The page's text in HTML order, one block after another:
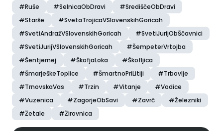
#Ruše
#SelnicaObDravi
#SrediščeObDravi
#Starše
#SvetaTrojicaVSlovenskihGoricah
#SvetiAndražVSlovenskihGoricah
#SvetiJurijObŠčavnici
#SvetiJurijVSlovenskihGoricah
#ŠempeterVrtojba
#Šentjernej
#ŠkofjaLoka
#Škofljica
#ŠmarješkeToplice
#ŠmartnoPriLitiji
#Trbovlje
#TrnovskaVas
#Trzin #Vitanje
#Vodice
#Vuzenica
#ZagorjeObSavi #Zavrč
#Železniki
#Žetale
#Žirovnica